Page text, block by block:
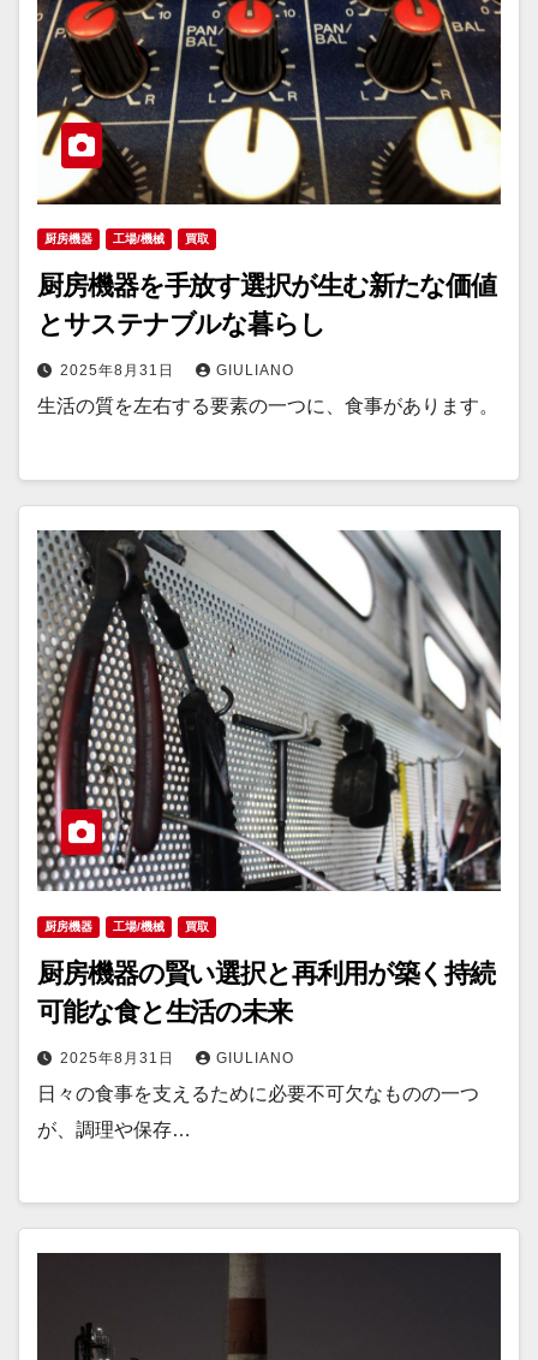
厨房機器 工場/機械 買取
厨房機器を手放す選択が生む新たな価値
とサステナブルな暮らし
2025年8月31日 GIULIANO
生活の質を左右する要素の一つに、食事があります。
厨房機器 工場/機械 買取
厨房機器の賢い選択と再利用が築く持続
可能な食と生活の未来
2025年8月31日 GIULIANO
日々の食事を支えるために必要不可欠なものの一つ
が、調理や保存…